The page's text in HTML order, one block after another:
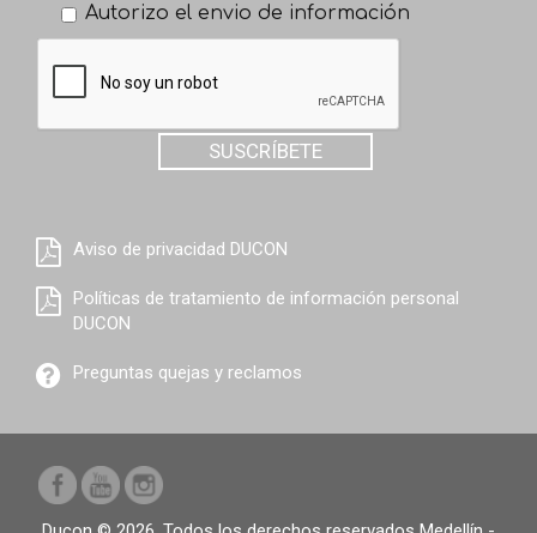
Autorizo el envio de información
SUSCRÍBETE
Aviso de privacidad DUCON
Políticas de tratamiento de información personal
DUCON
Preguntas quejas y reclamos